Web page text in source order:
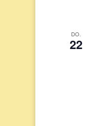
DO.
22